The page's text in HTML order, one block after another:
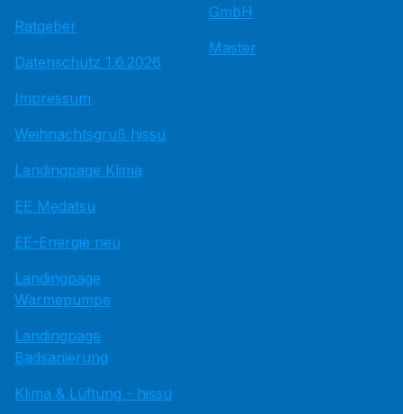
Ratgeber
Datenschutz 1.6.2026
Impressum
Weihnachtsgruß hissu
Landingpage Klima
EE Medatsu
EE-Energie neu
Landingpage
Wärmepumpe
Landingpage
Badsanierung
Klima & Lüftung - hissu
GmbH
Master